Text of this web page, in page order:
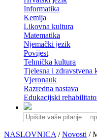
Informatika
Kemija
Likovna kultura
Matematika
Njemački jezik
Povijest
Tehnička kultura
Tjelesna i zdravstvena
Vjeronauk
Razredna nastava
Edukacijski
NASLOVNICA /Novosti /